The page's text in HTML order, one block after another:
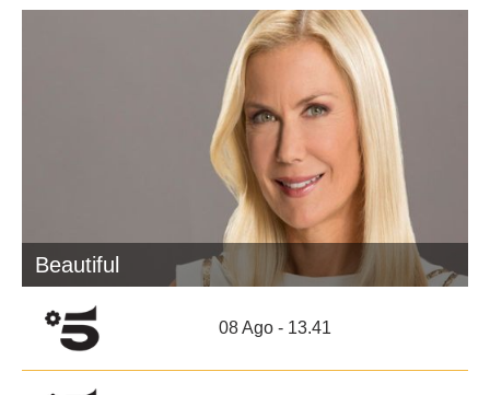
Beautiful
08 Ago - 13.41